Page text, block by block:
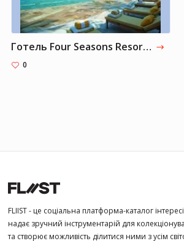
Готель Four Seasons Resort Maldives At Landaa Giraavaru
0
FLIIST - це соціальна платформа-каталог
надає зручний інструментарій для
та створює можливість ділитися ними з усім